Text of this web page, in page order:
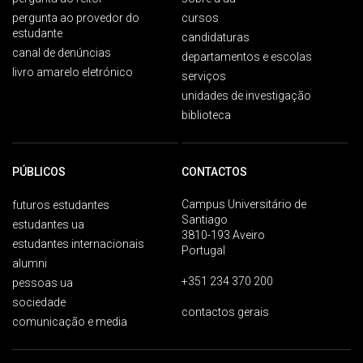
pergunta ao provedor do
estudante
canal de denúncias
livro amarelo eletrónico
cursos
candidaturas
departamentos e escolas
serviços
unidades de investigação
biblioteca
PÚBLICOS
futuros estudantes
estudantes ua
estudantes internacionais
alumni
pessoas ua
sociedade
comunicação e media
CONTACTOS
Campus Universitário de
Santiago
3810-193 Aveiro
Portugal
+351 234 370 200
contactos gerais